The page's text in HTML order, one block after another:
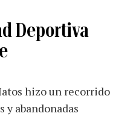
Deportiva
hizo un recorrido
y abandonadas